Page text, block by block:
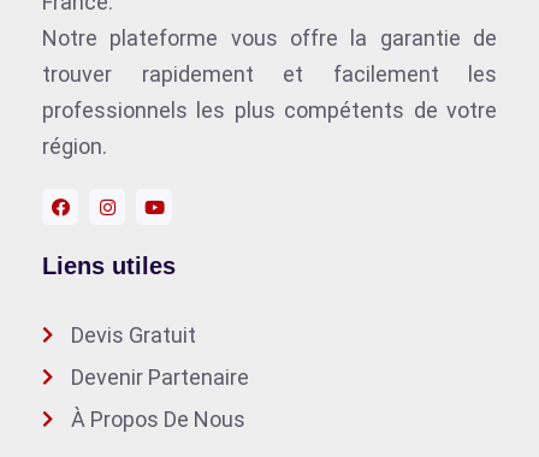
Notre plateforme vous offre la garantie de
trouver rapidement et facilement les
professionnels les plus compétents de votre
région.
Liens utiles
Devis Gratuit
Devenir Partenaire
À Propos De Nous